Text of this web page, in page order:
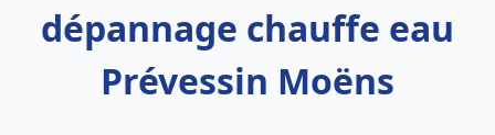
dépannage chauffe eau
Prévessin Moëns